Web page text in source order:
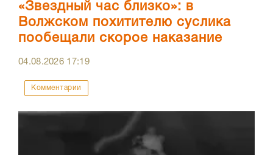
«Звездный час близко»: в
Волжском похитителю суслика
пообещали скорое наказание
04.08.2026 17:19
Комментарии